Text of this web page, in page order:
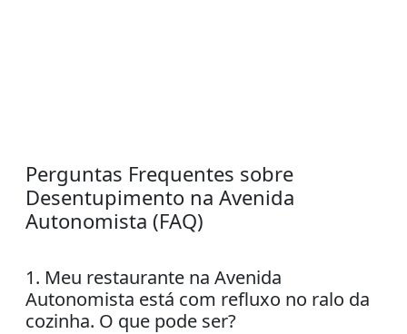
Perguntas Frequentes sobre
Desentupimento na Avenida
Autonomista (FAQ)
1. Meu restaurante na Avenida
Autonomista está com refluxo no ralo da
cozinha. O que pode ser?